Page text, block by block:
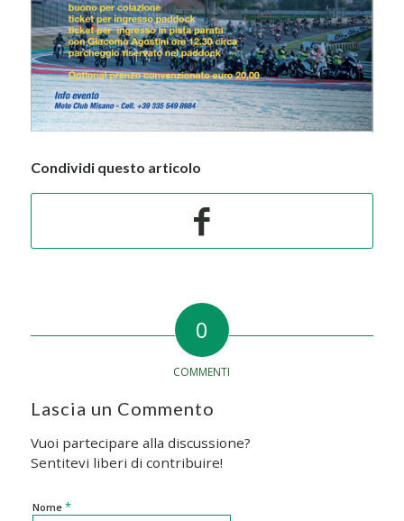
Condividi questo articolo
0
COMMENTI
Lascia un Commento
Vuoi partecipare alla discussione?
Sentitevi liberi di contribuire!
Nome *